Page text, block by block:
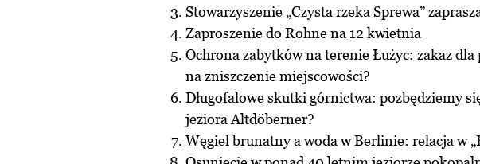
Stowarzyszenie „Czysta rzeka Sprewa”
Zaproszenie do Rohne na 12 kwietnia
Ochrona zabytków na terenie Łużyc: zakaz dla
na zniszczenie miejscowości?
Długofalowe skutki górnictwa: pozbędziemy
jeziora Altdöberner?
Węgiel brunatny a woda w Berlinie: relacja w